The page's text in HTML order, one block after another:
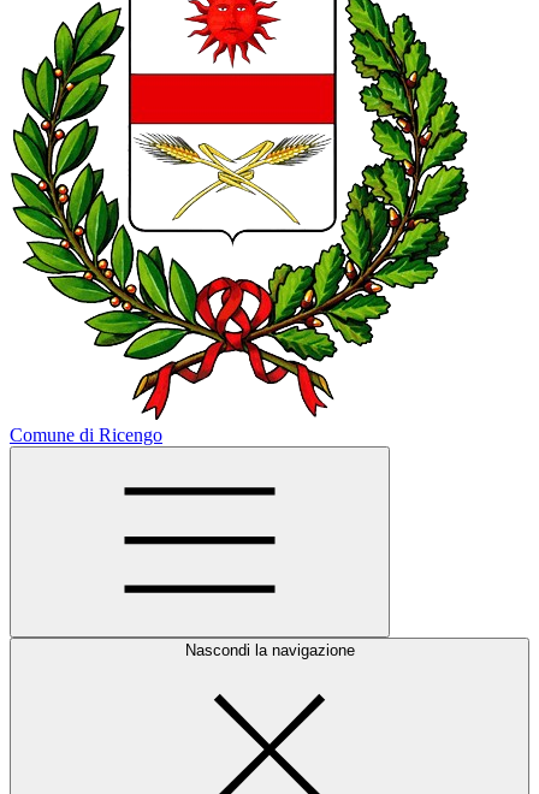
Comune di Ricengo
Nascondi la navigazione